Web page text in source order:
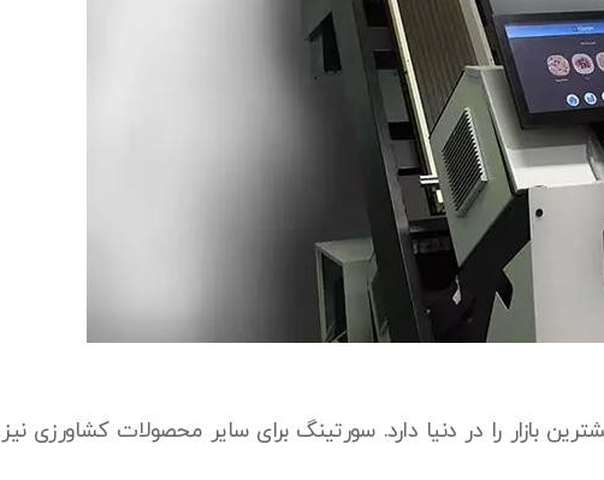
بازار را در دنیا دارد. سورتینگ برای سایر محصولات کشاورزی